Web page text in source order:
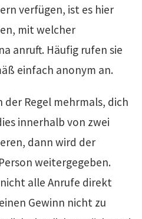
verfügen, ist es hier
mit welcher
anruft. Häufig rufen sie
einfach anonym an.
der Regel mehrmals, dich
innerhalb von zwei
dann wird der
weitergegeben.
alle Anrufe direkt
Gewinn nicht zu